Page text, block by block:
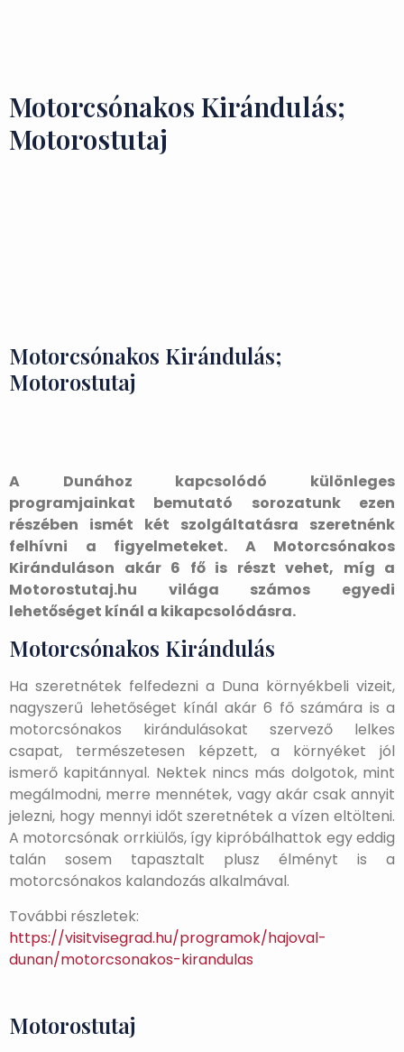
Motorcsónakos Kirándulás;
Motorostutaj
Motorcsónakos Kirándulás;
Motorostutaj
A Dunához kapcsolódó különleges
programjainkat bemutató sorozatunk ezen
részében ismét két szolgáltatásra szeretnénk
felhívni a figyelmeteket. A Motorcsónakos
Kiránduláson akár 6 fő is részt vehet, míg a
Motorostutaj.hu világa számos egyedi
lehetőséget kínál a kikapcsolódásra.
Motorcsónakos Kirándulás
Ha szeretnétek felfedezni a Duna környékbeli vizeit,
nagyszerű lehetőséget kínál akár 6 fő számára is a
motorcsónakos kirándulásokat szervező lelkes
csapat, természetesen képzett, a környéket jól
ismerő kapitánnyal. Nektek nincs más dolgotok, mint
megálmodni, merre mennétek, vagy akár csak annyit
jelezni, hogy mennyi időt szeretnétek a vízen eltölteni.
A motorcsónak orrkiülős, így kipróbálhattok egy eddig
talán sosem tapasztalt plusz élményt is a
motorcsónakos kalandozás alkalmával.
További részletek:
https://visitvisegrad.hu/programok/hajoval-
dunan/motorcsonakos-kirandulas
Motorostutaj